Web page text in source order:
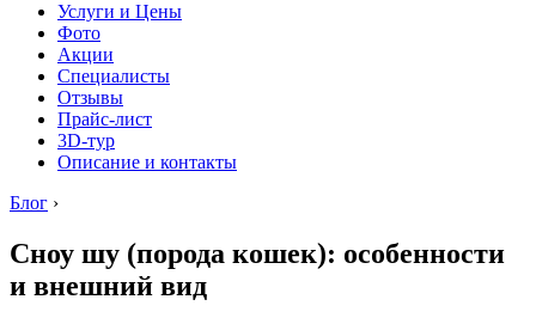
Услуги и Цены
Фото
Акции
Специалисты
Отзывы
Прайс-лист
3D-тур
Описание и контакты
Блог ›
Сноу шу (порода кошек): особенности
и внешний вид